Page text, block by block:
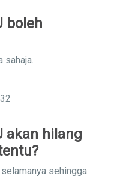
boleh
sahaja.
akan hilang
sehingga